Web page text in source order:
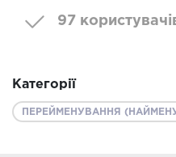
97
Категорії
ПЕРЕЙМЕНУВАННЯ